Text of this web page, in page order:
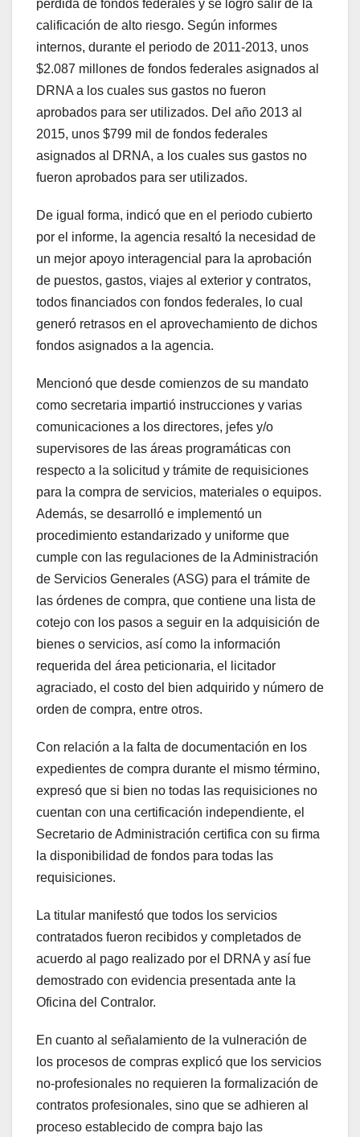
pérdida de fondos federales y se logró salir de la
calificación de alto riesgo. Según informes
internos, durante el periodo de 2011-2013, unos
$2.087 millones de fondos federales asignados al
DRNA a los cuales sus gastos no fueron
aprobados para ser utilizados. Del año 2013 al
2015, unos $799 mil de fondos federales
asignados al DRNA, a los cuales sus gastos no
fueron aprobados para ser utilizados.
De igual forma, indicó que en el periodo cubierto
por el informe, la agencia resaltó la necesidad de
un mejor apoyo interagencial para la aprobación
de puestos, gastos, viajes al exterior y contratos,
todos financiados con fondos federales, lo cual
generó retrasos en el aprovechamiento de dichos
fondos asignados a la agencia.
Mencionó que desde comienzos de su mandato
como secretaria impartió instrucciones y varias
comunicaciones a los directores, jefes y/o
supervisores de las áreas programáticas con
respecto a la solicitud y trámite de requisiciones
para la compra de servicios, materiales o equipos.
Además, se desarrolló e implementó un
procedimiento estandarizado y uniforme que
cumple con las regulaciones de la Administración
de Servicios Generales (ASG) para el trámite de
las órdenes de compra, que contiene una lista de
cotejo con los pasos a seguir en la adquisición de
bienes o servicios, así como la información
requerida del área peticionaria, el licitador
agraciado, el costo del bien adquirido y número de
orden de compra, entre otros.
Con relación a la falta de documentación en los
expedientes de compra durante el mismo término,
expresó que si bien no todas las requisiciones no
cuentan con una certificación independiente, el
Secretario de Administración certifica con su firma
la disponibilidad de fondos para todas las
requisiciones.
La titular manifestó que todos los servicios
contratados fueron recibidos y completados de
acuerdo al pago realizado por el DRNA y así fue
demostrado con evidencia presentada ante la
Oficina del Contralor.
En cuanto al señalamiento de la vulneración de
los procesos de compras explicó que los servicios
no-profesionales no requieren la formalización de
contratos profesionales, sino que se adhieren al
proceso establecido de compra bajo las